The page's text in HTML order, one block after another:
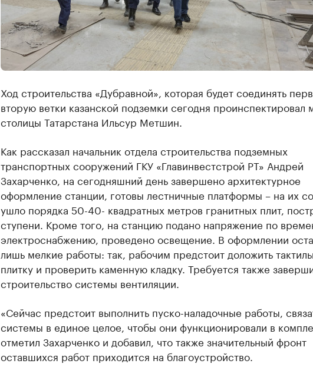
Ход строительства «Дубравной», которая будет соединять
вторую ветки казанской подземки сегодня проинспектировал
столицы Татарстана Ильсур Метшин.
Как рассказал начальник отдела строительства подземных
транспортных сооружений ГКУ «Главинвестстрой РТ» Андрей
Захарченко, на сегодняшний день завершено архитектурное
оформление станции, готовы лестничные платформы – на их
ушло порядка 50-40- квадратных метров гранитных плит,
ступени. Кроме того, на станцию подано напряжение по
электроснабжению, проведено освещение. В оформлении
лишь мелкие работы: так, рабочим предстоит доложить
плитку и проверить каменную кладку. Требуется также
строительство системы вентиляции.
«Сейчас предстоит выполнить пуско-наладочные работы,
системы в единое целое, чтобы они функционировали в
отметил Захарченко и добавил, что также значительный фронт
оставшихся работ приходится на благоустройство.